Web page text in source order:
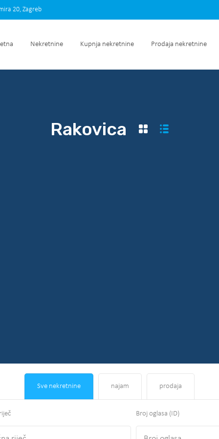
Početna Nekretnine Kupnja nekretnine Prodaja
20, Zagreb
Nekretnine Kupnja nekretnine Prodaja nekretnine
Rakovica
Sve nekretnine najam prodaja
Broj oglasa (ID)